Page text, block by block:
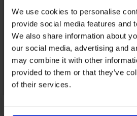
We use cookies to personalise
provide social media features and
We also share information about
our social media, advertising and
may combine it with other
provided to them or that they’ve
of their services.